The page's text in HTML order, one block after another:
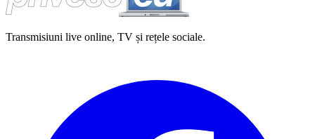
Transmisiuni live online, TV și rețele sociale.